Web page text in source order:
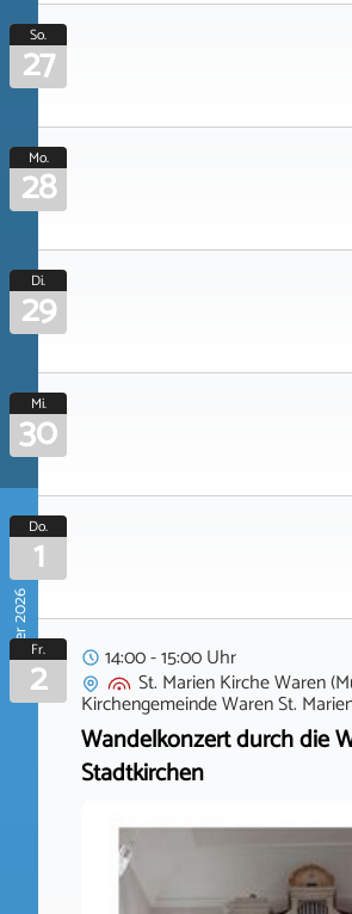
So.
27
Mo.
28
Di.
29
Mi.
30
Oktober 2026
Do.
1
Fr.
2
14:00 - 15:00 Uhr
St. Marien Kirche Waren
Kirchengemeinde Waren St.
Wandelkonzert durch die
Stadtkirchen